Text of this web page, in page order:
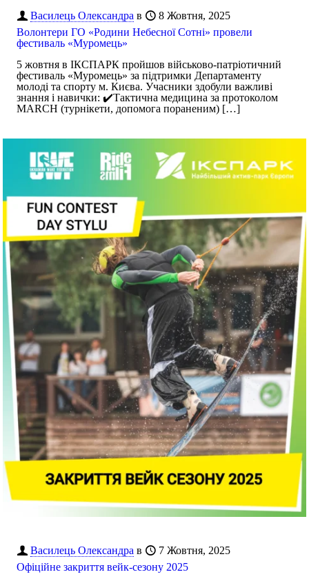
Василець Олександра в
8 Жовтня, 2025
Волонтери ГО «Родини Небесної Сотні» провели
фестиваль «Муромець»
5 жовтня в ІКСПАРК пройшов військово-патріотичний
фестиваль «Муромець» за підтримки Департаменту
молоді та спорту м. Києва. Учасники здобули важливі
знання і навички: ✔️Тактична медицина за протоколом
MARCH (турнікети, допомога пораненим) […]
Василець Олександра в
7 Жовтня, 2025
Офіційне закриття вейк-сезону 2025